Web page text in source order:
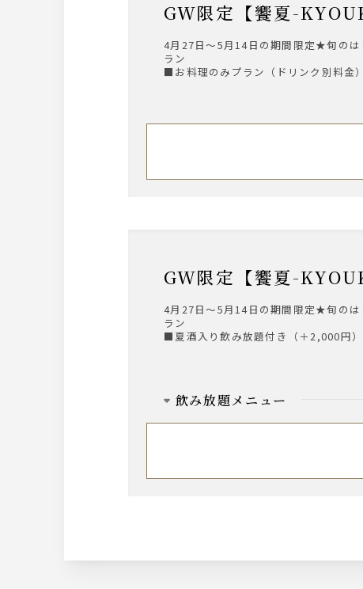
GW限定【饗夏-
4月27日～5月14日の期間限定★旬の
ラン
■お料理のみプラン（ドリンク別料金）
GW限定【饗夏-
4月27日～5月14日の期間限定★旬の
ラン
■夏酒入り飲み放題付き（＋2,000円）
飲み放題メニュー